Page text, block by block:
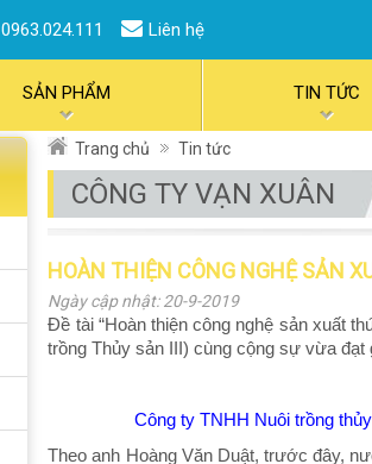
0963.024.111 Liên hệ
SẢN PHẨM TIN TỨC
Trang chủ Tin tức
CÔNG TY VẠN XUÂN
HOÀN THIỆN CÔNG NGHỆ SẢN
Ngày cập nhật: 20-9-2019
Đề tài “Hoàn thiện công nghệ sản xuất
trồng Thủy sản III) cùng cộng sự vừa đạt
Công ty TNHH Nuôi trồng
Theo anh Hoàng Văn Duật, trước đây,